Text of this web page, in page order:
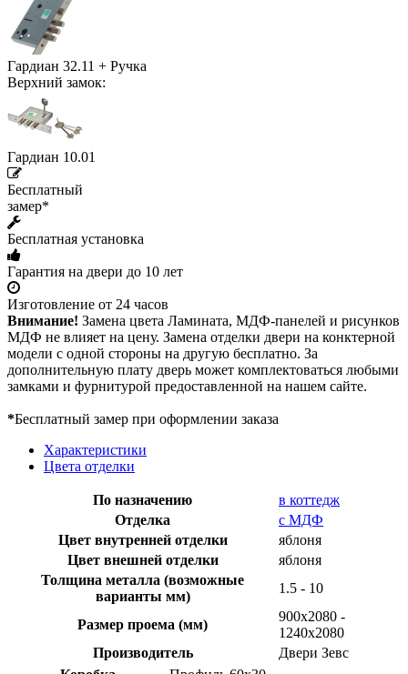
Гардиан 32.11 + Ручка
Верхний замок:
Гардиан 10.01
Бесплатный
замер*
Бесплатная установка
Гарантия на двери до 10 лет
Изготовление от 24 часов
Внимание! Замена цвета Ламината, МДФ-панелей и рисунков
МДФ не влияет на цену. Замена отделки двери на конктерной
модели с одной стороны на другую бесплатно. За
дополнительную плату дверь может комплектоваться любыми
замками и фурнитурой предоставленной на нашем сайте.
*Бесплатный замер при оформлении заказа
Характеристики
Цвета отделки
По назначению
в коттедж
Отделка
с МДФ
Цвет внутренней отделки
яблоня
Цвет внешней отделки
яблоня
Толщина металла (возможные
варианты мм)
1.5 - 10
Размер проема (мм)
900х2080 -
1240х2080
Производитель
Двери Зевс